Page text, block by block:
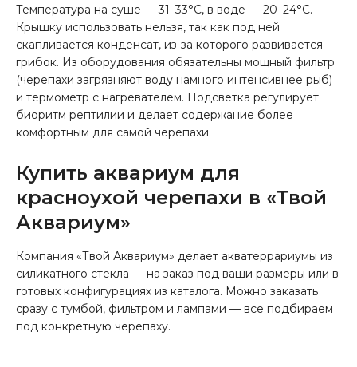
Температура на суше — 31–33°C, в воде — 20–24°C.
Крышку использовать нельзя, так как под ней
скапливается конденсат, из-за которого развивается
грибок. Из оборудования обязательны мощный фильтр
(черепахи загрязняют воду намного интенсивнее рыб)
и термометр с нагревателем. Подсветка регулирует
биоритм рептилии и делает содержание более
комфортным для самой черепахи.
Купить аквариум для
красноухой черепахи в «Твой
Аквариум»
Компания «Твой Аквариум» делает акватеррариумы из
силикатного стекла — на заказ под ваши размеры или в
готовых конфигурациях из каталога. Можно заказать
сразу с тумбой, фильтром и лампами — все подбираем
под конкретную черепаху.